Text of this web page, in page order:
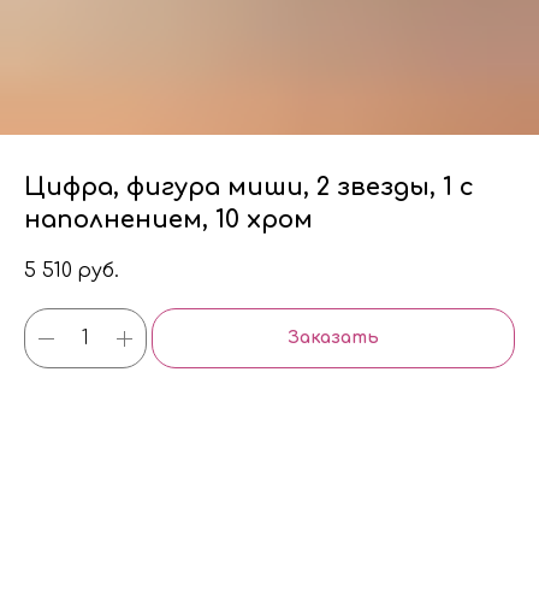
Цифра, фигура миши, 2 звезды, 1 с
наполнением, 10 хром
5 510 руб.
Заказать